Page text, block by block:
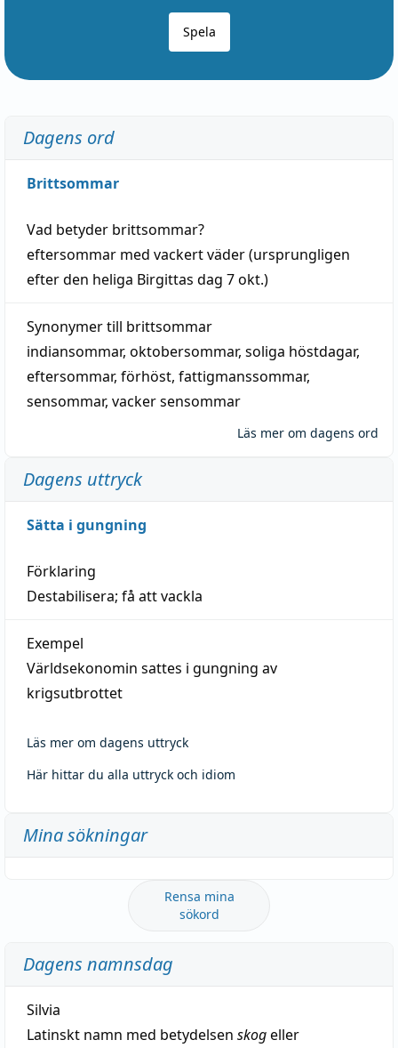
Spela
Dagens ord
Brittsommar
Vad betyder brittsommar?
eftersommar med vackertväder(ursprungligen
efter den heliga Birgittas dag 7 okt.)
Synonymer till brittsommar
indiansommar, oktobersommar, soliga höstdagar,
eftersommar, förhöst, fattigmanssommar,
sensommar, vacker sensommar
Läs mer om dagens ord
Dagens uttryck
Sätta i gungning
Förklaring
Destabilisera; få att vackla
Exempel
Världsekonomin sattes i gungning av
krigsutbrottet
Läs mer om dagens uttryck
Här hittar du alla uttryck och idiom
Mina sökningar
Rensa mina
sökord
Dagens namnsdag
Silvia
Latinskt namn med betydelsen skogeller